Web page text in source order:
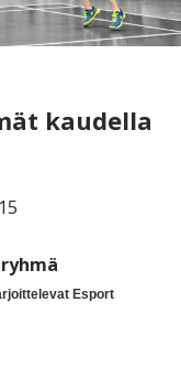
kaudella
Esport